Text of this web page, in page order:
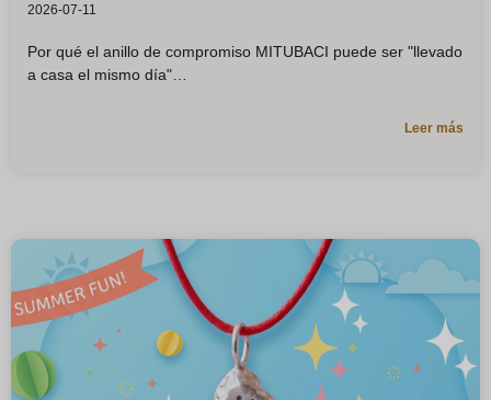
2026-07-11
Por qué el anillo de compromiso MITUBACI puede ser "llevado
a casa el mismo día"
Leer más